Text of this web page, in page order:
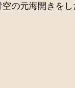
の元海開きを